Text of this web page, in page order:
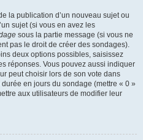
la publication d’un nouveau sujet ou
sujet (si vous en avez les
sous la partie message (si vous ne
pas le droit de créer des sondages).
deux options possibles, saisissez
réponses. Vous pouvez aussi indiquer
peut choisir lors de son vote dans
en jours du sondage (mettre « 0 »
aux utilisateurs de modifier leur